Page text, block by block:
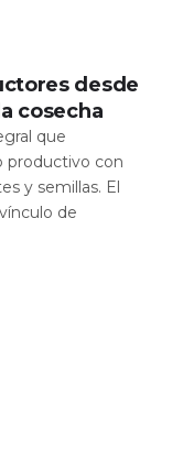
desde
cosecha
que
productivo con
y semillas. El
de